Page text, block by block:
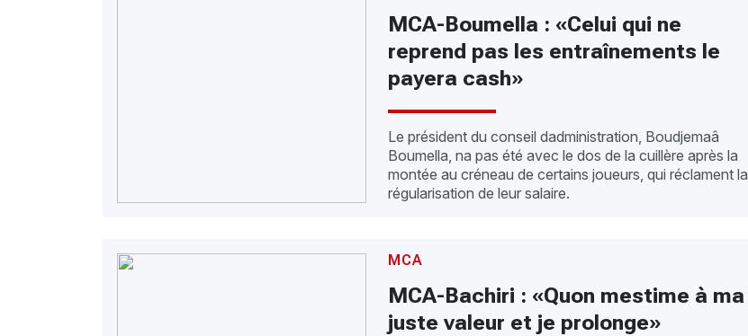
MCA-Boumella : «Celui qui ne
reprend pas les entraînements le
payera cash»
Le président du conseil dadministration, Boudjemaâ
Boumella, na pas été avec le dos de la cuillère après la
montée au créneau de certains joueurs, qui réclament la
régularisation de leur salaire.
MCA
MCA-Bachiri : «Quon mestime à ma
juste valeur et je prolonge»